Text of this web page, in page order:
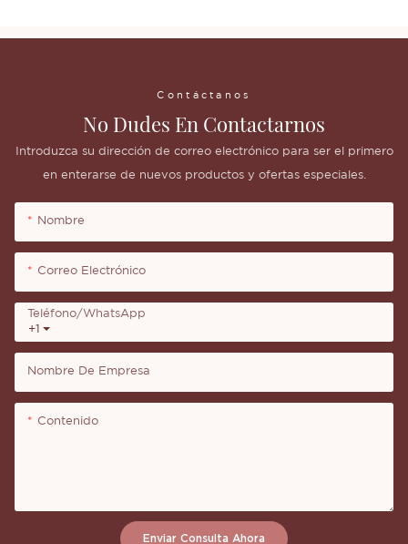
Contáctanos
No Dudes En Contactarnos
Introduzca su dirección de correo electrónico para ser el primero
en enterarse de nuevos productos y ofertas especiales.
Nombre
Correo Electrónico
+1
Teléfono/WhatsApp
Nombre De Empresa
Contenido
Enviar Consulta Ahora